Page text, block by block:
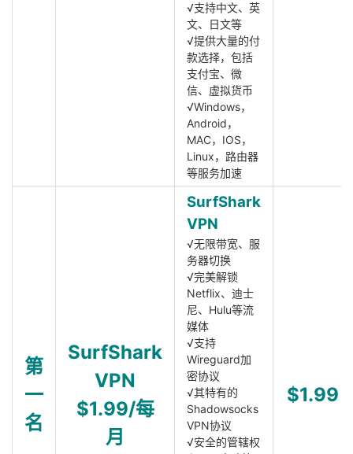
√支持中文、英
文、日文等
√提供大量的付
款选择，包括
支付宝、微
信、虚拟货币
√Windows，
Android，
MAC，IOS，
Linux，路由器
等服务加速
第
一
名
SurfShark
VPN
$1.99/每
月
SurfShark
VPN
√无限带宽、服
务器切换
√完美解锁
Netflix、迪士
尼、Hulu等流
媒体
√支持
Wireguard加
密协议
√其特有的
Shadowsocks
VPN协议
√安全的管辖权
$1.99